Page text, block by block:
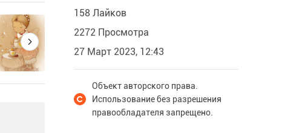
158 Лайков
2272 Просмотра
27 Март 2023, 12:43
Объект авторского права.
Использование без разрешения
правообладателя запрещено.